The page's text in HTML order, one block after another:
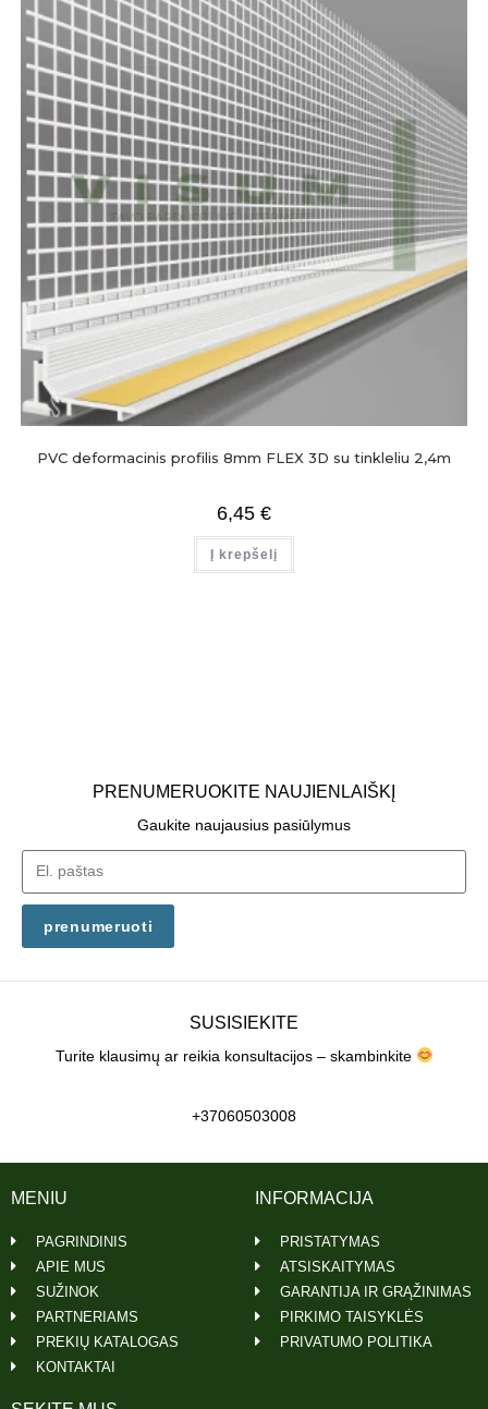
PVC deformacinis profilis 8mm FLEX 3D su tinkleliu 2,4m
6,45 €
Į krepšelį
PRENUMERUOKITE NAUJIENLAIŠKĮ
Gaukite naujausius pasiūlymus
prenumeruoti
SUSISIEKITE
Turite klausimų ar reikia konsultacijos – skambinkite
+37060503008
INFORMACIJA
PRISTATYMAS
ATSISKAITYMAS
GARANTIJA IR GRĄŽINIMAS
PIRKIMO TAISYKLĖS
PRIVATUMO POLITIKA
MENIU
PAGRINDINIS
APIE MUS
SUŽINOK
PARTNERIAMS
PREKIŲ KATALOGAS
KONTAKTAI